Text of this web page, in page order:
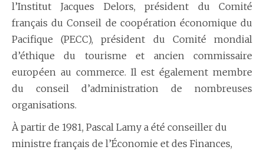
l’Institut Jacques Delors, président du Comité
français du Conseil de coopération économique du
Pacifique (PECC), président du Comité mondial
d’éthique du tourisme et ancien commissaire
européen au commerce. Il est également membre
du conseil d’administration de nombreuses
organisations.
À partir de 1981, Pascal Lamy a été conseiller du
ministre français de l’Économie et des Finances,